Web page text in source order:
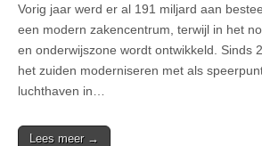
Vorig jaar werd er al 191 miljard aan
een modern zakencentrum, terwijl in het
en onderwijszone wordt ontwikkeld. Sinds
het zuiden moderniseren met als
luchthaven in…
Lees meer →